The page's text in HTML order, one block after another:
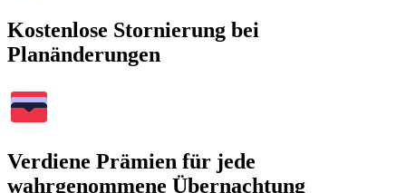
Kostenlose Stornierung bei
Planänderungen
Verdiene Prämien für jede
wahrgenommene Übernachtung